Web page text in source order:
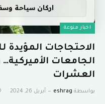
اخبار منوعة
الاحتجاجات المؤيدة
الجامعات
العشرات
بواسطة eshrag أبريل 26, 2024
اركان سياحة